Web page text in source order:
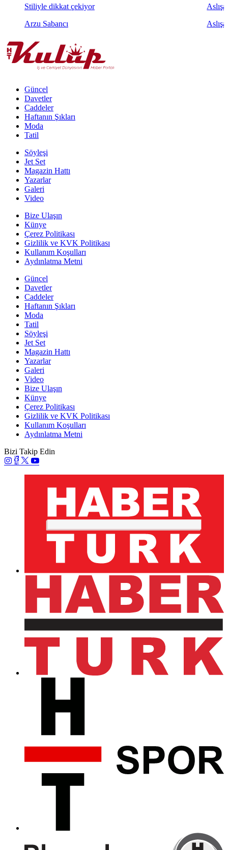
Stiliyle dikkat çekiyor
Arzu Sabancı
Güncel
Davetler
Caddeler
Haftanın Şıkları
Moda
Tatil
Söyleşi
Jet Set
Magazin Hattı
Yazarlar
Galeri
Video
Bize Ulaşın
Künye
Çerez Politikası
Gizlilik ve KVK Politikası
Kullanım Koşulları
Aydınlatma Metni
Güncel
Davetler
Caddeler
Haftanın Şıkları
Moda
Tatil
Söyleşi
Jet Set
Magazin Hattı
Yazarlar
Galeri
Video
Bize Ulaşın
Künye
Çerez Politikası
Gizlilik ve KVK Politikası
Kullanım Koşulları
Aydınlatma Metni
Bizi Takip Edin